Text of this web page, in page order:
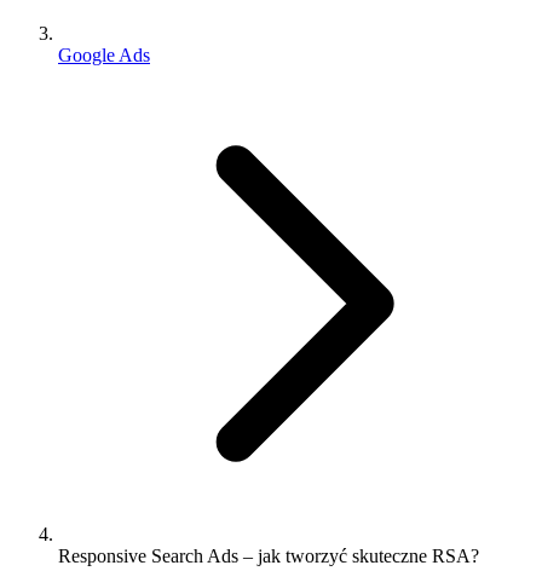
Google Ads
Responsive Search Ads – jak tworzyć skuteczne RSA?